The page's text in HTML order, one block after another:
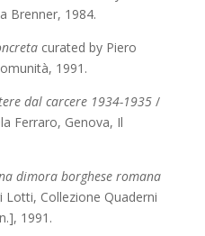
Brenner, 1984.
curated by Piero
1991.
dal carcere 1934-1935 /
Ferraro, Genova, Il
dimora borghese romana
Lotti, Collezione Quaderni
1991.